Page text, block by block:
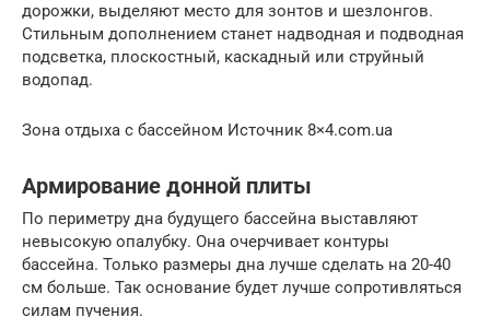
дорожки, выделяют место для зонтов и шезлонгов.
Стильным дополнением станет надводная и подводная
подсветка, плоскостный, каскадный или струйный
водопад.
Зона отдыха с бассейном Источник 8×4.com.ua
Армирование донной плиты
По периметру дна будущего бассейна выставляют
невысокую опалубку. Она очерчивает контуры
бассейна. Только размеры дна лучше сделать на 20-40
см больше. Так основание будет лучше сопротивляться
силам пучения.